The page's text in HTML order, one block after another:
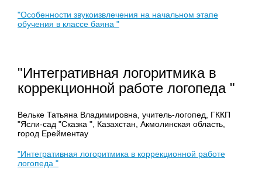
"Особенности звукоизвлечения на начальном этапе
обучения в классе баяна "
"Интегративная логоритмика в
коррекционной работе логопеда "
Вельке Татьяна Владимировна, учитель-логопед, ГККП
"Ясли-сад "Сказка ", Казахстан, Акмолинская область,
город Ерейментау
"Интегративная логоритмика в коррекционной работе
логопеда "